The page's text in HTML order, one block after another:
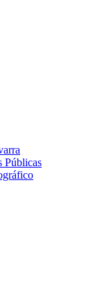
Públicas